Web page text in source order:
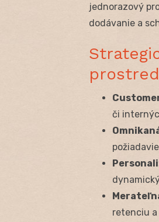
jednorazový
dodávanie a
či
retenciu